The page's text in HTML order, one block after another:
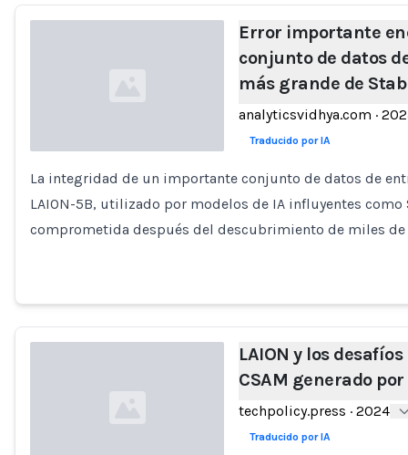
Loading...
Error importante
conjunto de datos
más grande de
analyticsvidhya.com ·
Traducido por IA
La integridad de un importante conjunto de datos de
LAION-5B, utilizado por modelos de IA influyentes
comprometida después del descubrimiento de miles de
LAION y los
CSAM generado por
techpolicy.press · 2024
Traducido por IA